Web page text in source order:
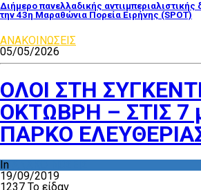
Διήμερο πανελλαδικής
την 43η Μαραθώνια Πορεία Ειρήνης (SPOT)
ΑΝΑΚΟΙΝΩΣΕΙΣ
05/05/2026
ΟΛΟΙ ΣΤΗ
ΟΚΤΩΒΡΗ – ΣΤΙΣ 7
ΠΑΡΚΟ
In
19/09/2019
1237 Το είδαν